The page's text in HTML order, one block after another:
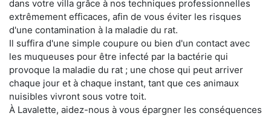
dans votre villa grâce à nos techniques professionnelles
extrêmement efficaces, afin de vous éviter les risques
d'une contamination à la maladie du rat.
Il suffira d'une simple coupure ou bien d'un contact avec
les muqueuses pour être infecté par la bactérie qui
provoque la maladie du rat ; une chose qui peut arriver
chaque jour et à chaque instant, tant que ces animaux
nuisibles vivront sous votre toit.
À Lavalette, aidez-nous à vous épargner les conséquences